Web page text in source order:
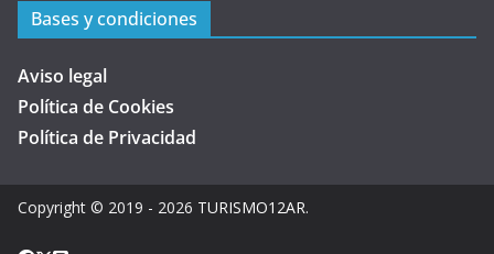
Bases y condiciones
Aviso legal
Política de Cookies
Política de Privacidad
Copyright © 2019 - 2026 TURISMO12AR.